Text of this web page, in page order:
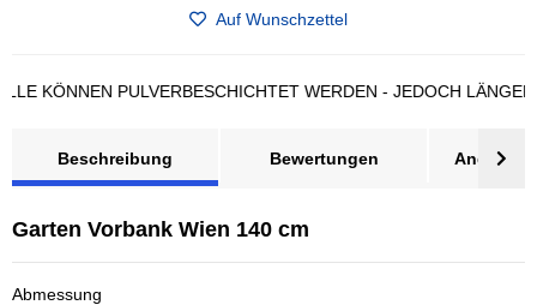
Auf Wunschzettel
KÖNNEN PULVERBESCHICHTET WERDEN - JEDOCH LÄNGERE
Beschreibung Bewertungen Angebot
Garten Vorbank Wien 140 cm
Abmessung